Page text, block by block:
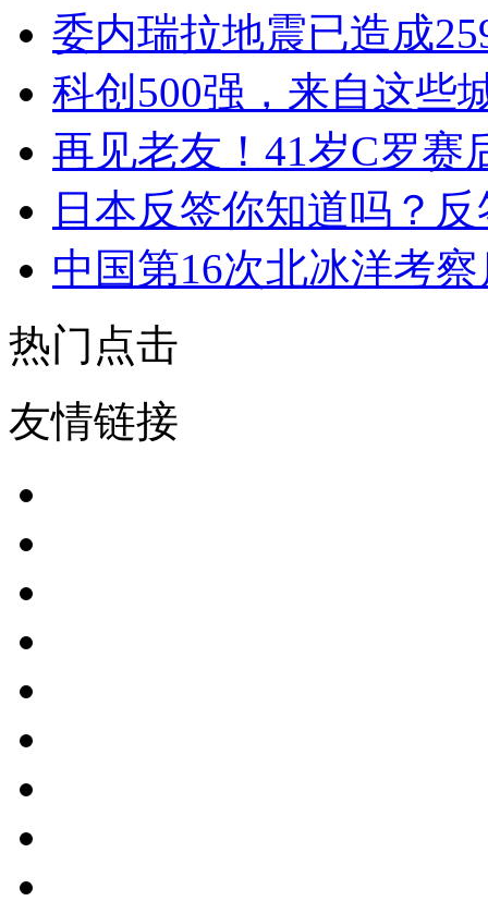
委内瑞拉地震已造成
科创500强，来自这些
再见老友！41岁C罗赛
日本反签你知道吗？
中国第16次北冰洋考
热门点击
友情链接